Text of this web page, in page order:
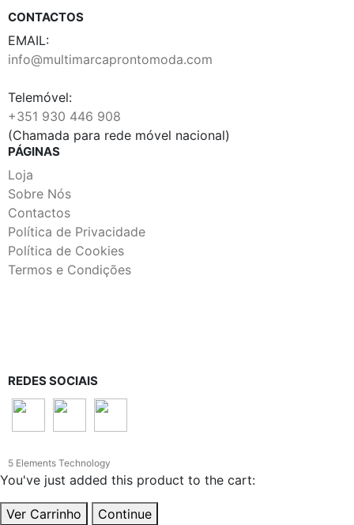
CONTACTOS
EMAIL:
info@multimarcaprontomoda.com
Telemóvel:
+351 930 446 908
(Chamada para rede móvel nacional)
PÁGINAS
Loja
Sobre Nós
Contactos
Política de Privacidade
Política de Cookies
Termos e Condições
REDES SOCIAIS
5 Elements Technology
You've just added this product to the cart:
Ver Carrinho Continue